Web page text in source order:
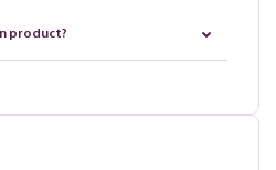
product?